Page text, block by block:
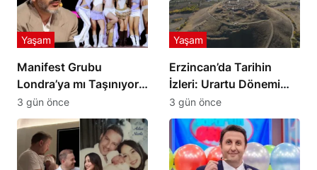
Manifest Grubu
Londra’ya mı Taşınıyor?
Tolga Akış’tan Açıklama
Yaşam
3 gün önce
Erzincan’da Tarihin
İzleri: Urartu Dönemi
Merkezi Altıntepe
Yaşam
3 gün önce